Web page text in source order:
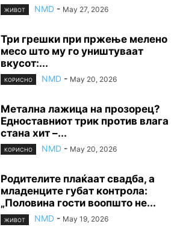
ЖИВОТ NMD - May 27, 2026
Три грешки при пржење мелено
месо што му го уништуваат
вкусот:...
КОРИСНО NMD - May 20, 2026
Метална лажица на прозорец?
Едноставниот трик против влага
стана хит –...
КОРИСНО NMD - May 20, 2026
Родителите плаќаат свадба, а
младенците губат контрола:
„Половина гости воопшто не...
ЖИВОТ NMD - May 19, 2026